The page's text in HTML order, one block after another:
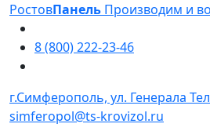
РостовПанель Производим и
8 (800) 222-23-46
г.Симферополь, ул. Генерала
simferopol@ts-krovizol.ru